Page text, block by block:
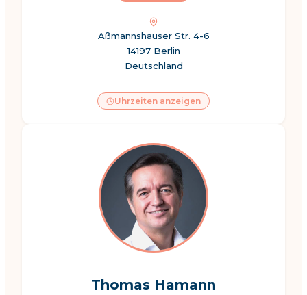
Aßmannshauser Str. 4-6
14197 Berlin
Deutschland
Uhrzeiten anzeigen
Thomas Hamann